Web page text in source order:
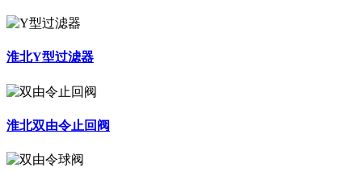
淮北Y型过滤器
淮北双由令止回阀